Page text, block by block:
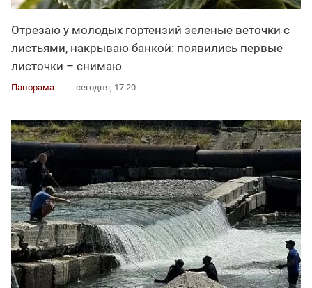
Отрезаю у молодых гортензий зеленые веточки с
листьями, накрываю банкой: появились первые
листочки – снимаю
Панорама сегодня, 17:20